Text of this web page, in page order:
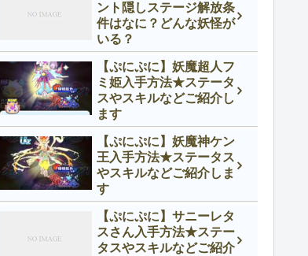
ント隠しステージ解放条
件はなに？どんな妖怪が
いる？
【ぷにぷに】妖魔超人フ
ミ姫入手方法★ステータ
スやスキルなどご紹介し
ます
【ぷにぷに】妖魔神ケン
王入手方法★ステータス
やスキルなどご紹介しま
す
【ぷにぷに】サニーレタ
スさん入手方法★ステー
タスやスキルなどご紹介